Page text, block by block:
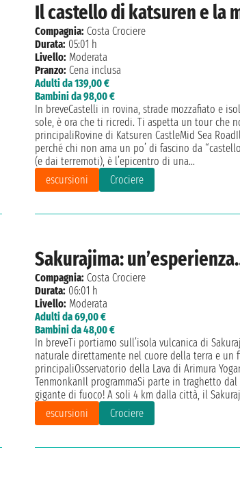
Il castello di katsuren e la
Compagnia: Costa Crociere
Durata: 05:01 h
Livello: Moderata
Pranzo: Cena inclusa
Adulti da 139,00 €
Bambini da 98,00 €
In breveCastelli in rovina, strade mozzafiato e
sole, è ora che ti ricredi. Ti aspetta un tour che
principaliRovine di Katsuren CastleMid Sea
perché chi non ama un po’ di fascino da
(e dai terremoti), è l’epicentro di una...
escursioni
Crociere
Sakurajima:
Compagnia: Costa Crociere
Durata: 06:01 h
Livello: Moderata
Adulti da 69,00 €
Bambini da 48,00 €
In breveTi portiamo sull’isola vulcanica di
naturale direttamente nel cuore della terra e
principaliOsservatorio della Lava di Arimura
TenmonkanIl programmaSi parte in traghetto
gigante di fuoco! A soli 4 km dalla città, il
escursioni
Crociere